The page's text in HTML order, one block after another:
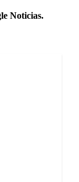
Noticias.